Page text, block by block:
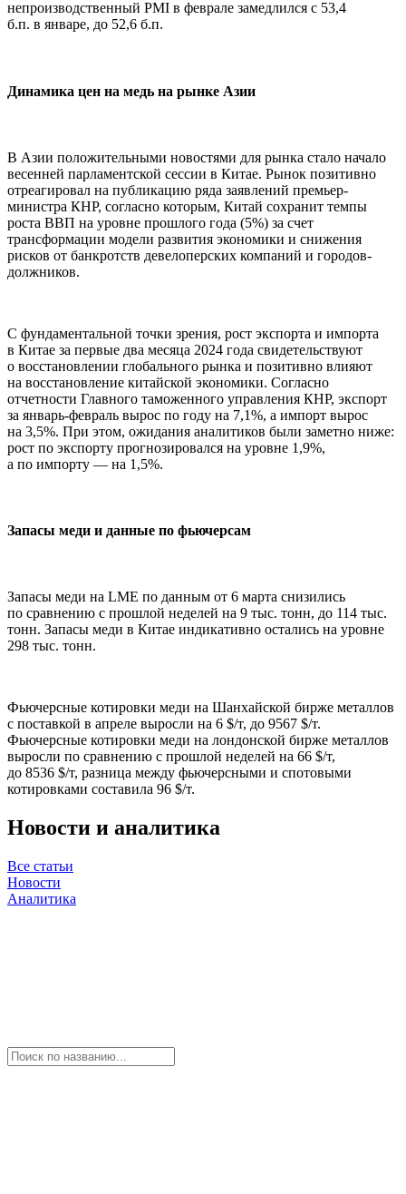
непроизводственный PMI в феврале замедлился с 53,4
б.п. в январе, до 52,6 б.п.
Динамика цен на медь на рынке Азии
В Азии положительными новостями для рынка стало начало
весенней парламентской сессии в Китае. Рынок позитивно
отреагировал на публикацию ряда заявлений премьер-
министра КНР, согласно которым, Китай сохранит темпы
роста ВВП на уровне прошлого года (5%) за счет
трансформации модели развития экономики и снижения
рисков от банкротств девелоперских компаний и городов-
должников.
С фундаментальной точки зрения, рост экспорта и импорта
в Китае за первые два месяца 2024 года свидетельствуют
о восстановлении глобального рынка и позитивно влияют
на восстановление китайской экономики. Согласно
отчетности Главного таможенного управления КНР, экспорт
за январь-февраль вырос по году на 7,1%, а импорт вырос
на 3,5%. При этом, ожидания аналитиков были заметно ниже:
рост по экспорту прогнозировался на уровне 1,9%,
а по импорту — на 1,5%.
Запасы меди и данные по фьючерсам
Запасы меди на LME по данным от 6 марта снизились
по сравнению с прошлой неделей на 9 тыс. тонн, до 114 тыс.
тонн. Запасы меди в Китае индикативно остались на уровне
298 тыс. тонн.
Фьючерсные котировки меди на Шанхайской бирже металлов
с поставкой в апреле выросли на 6 $/т, до 9567 $/т.
Фьючерсные котировки меди на лондонской бирже металлов
выросли по сравнению с прошлой неделей на 66 $/т,
до 8536 $/т, разница между фьючерсными и спотовыми
котировками составила 96 $/т.
Новости и аналитика
Все статьи
Новости
Аналитика